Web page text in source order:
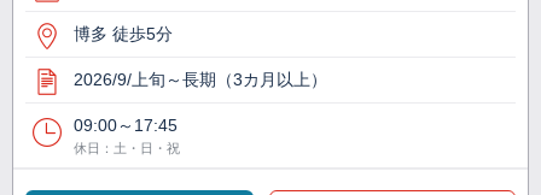
博多 徒歩5分
2026/9/上旬～長期（3カ月以上）
09:00～17:45
休日：土・日・祝